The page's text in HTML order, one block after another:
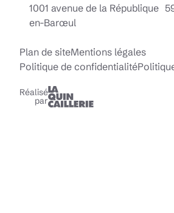
1001 avenue de la République
en-Barœul
Plan de siteMentions légales
Politique de confidentialité
Réalisé
par